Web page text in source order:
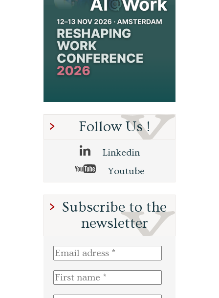
Follow Us !
Linkedin
Youtube
Subscribe to the
newsletter